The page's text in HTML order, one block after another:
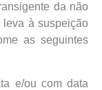
da não
leva à suspeição
as seguintes
e/ou com data